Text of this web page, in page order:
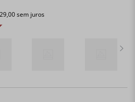
,00sem juros